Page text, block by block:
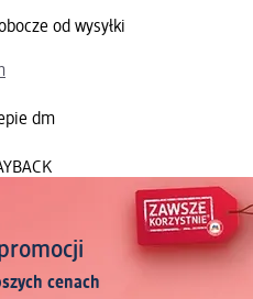
od wysyłki
dm
cenach